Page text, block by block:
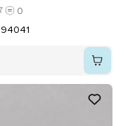
0
4041